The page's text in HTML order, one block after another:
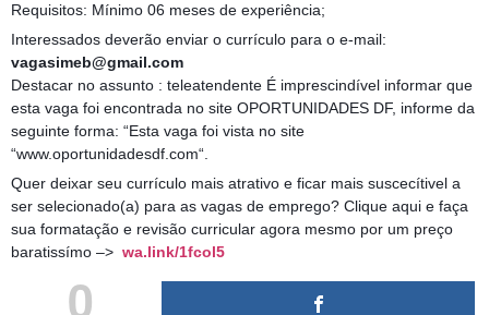
Requisitos: Mínimo 06 meses de experiência;
Interessados deverão enviar o currículo para o e-mail:
vagasimeb@gmail.com
Destacar no assunto : teleatendente É imprescindível informar que
esta vaga foi encontrada no site OPORTUNIDADES DF, informe da
seguinte forma: “Esta vaga foi vista no site
“www.oportunidadesdf.com“.
Quer deixar seu currículo mais atrativo e ficar mais suscecítivel a
ser selecionado(a) para as vagas de emprego? Clique aqui e faça
sua formatação e revisão curricular agora mesmo por um preço
baratissímo –> wa.link/1fcol5
0